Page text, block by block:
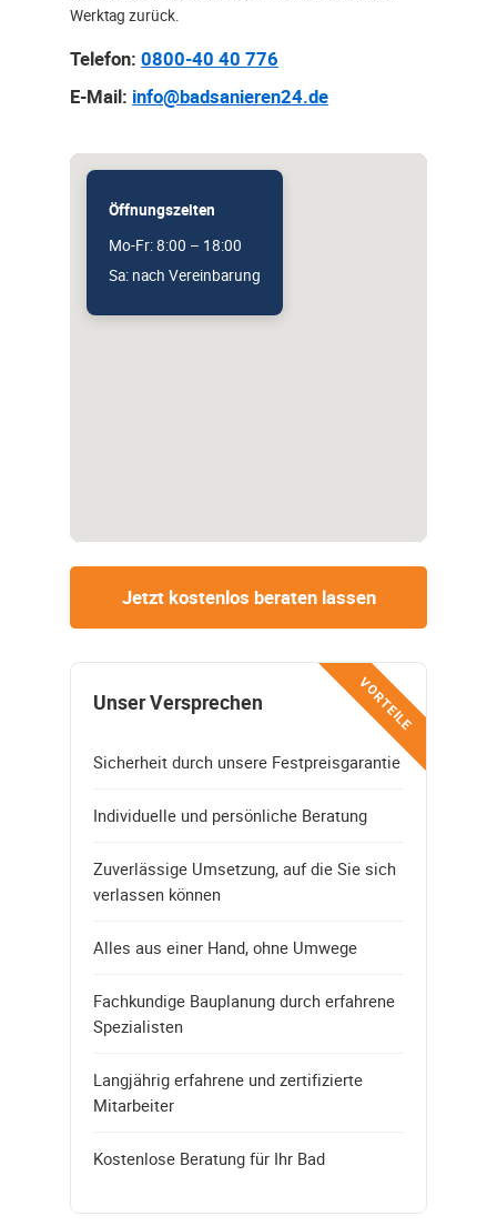
Werktag zurück.
Telefon: 0800-40 40 776
E-Mail: info@badsanieren24.de
Öffnungszeiten
Mo-Fr: 8:00 – 18:00
Sa: nach Vereinbarung
Jetzt kostenlos beraten lassen
VORTEILE
Unser Versprechen
Sicherheit durch unsere Festpreisgarantie
Individuelle und persönliche Beratung
Zuverlässige Umsetzung, auf die Sie sich
verlassen können
Alles aus einer Hand, ohne Umwege
Fachkundige Bauplanung durch erfahrene
Spezialisten
Langjährig erfahrene und zertifizierte
Mitarbeiter
Kostenlose Beratung für Ihr Bad